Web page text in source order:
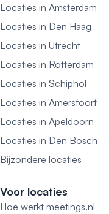
Locaties in Amsterdam
Locaties in Den Haag
Locaties in Utrecht
Locaties in Rotterdam
Locaties in Schiphol
Locaties in Amersfoort
Locaties in Apeldoorn
Locaties in Den Bosch
Bijzondere locaties
Voor locaties
Hoe werkt meetings.nl